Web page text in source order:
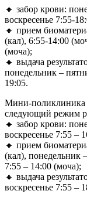
🔸 забор крови:
воскресенье 7:55-
🔸 прием
(кал), 6:55-14:00
(моча);
🔸 выдача
понедельник –
19:05.
Мини-поликлиника
следующий режим
🔸 забор крови:
воскресенье 7:55 –
🔸 прием
(кал), понедельник
7:55 – 14:00 (моча);
🔸 выдача
воскресенье 7:55 –